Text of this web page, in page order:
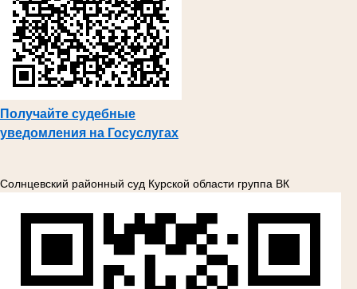
Получайте судебные
уведомления на Госуслугах
Солнцевский районный суд Курской области группа ВК